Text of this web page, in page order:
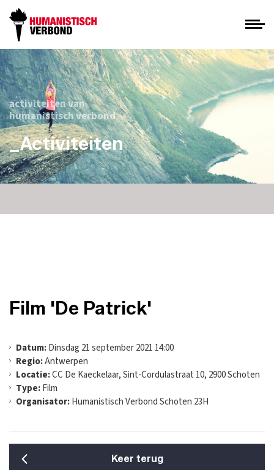
activiteiten van
humanistisch verbond
_Activiteiten
Film 'De Patrick'
Datum:Dinsdag 21 september 2021 14:00
Regio:Antwerpen
Locatie:CC De Kaeckelaar, Sint-Cordulastraat 10, 2900 Schoten
Type:Film
Organisator:Humanistisch Verbond Schoten 23H
Keer terug